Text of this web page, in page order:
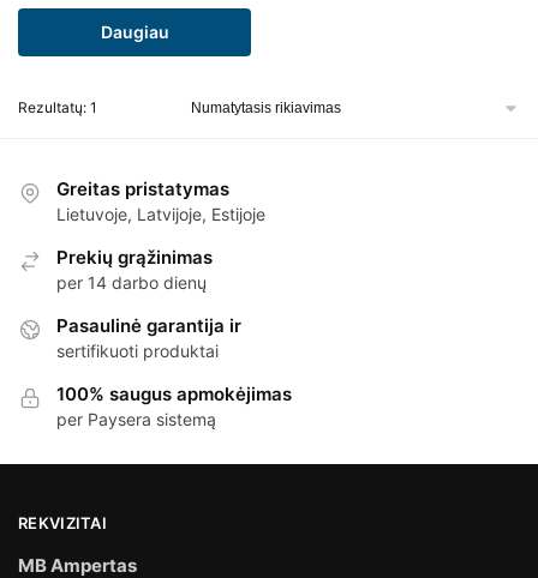
Daugiau
Rezultatų: 1
Greitas pristatymas
Lietuvoje, Latvijoje, Estijoje
Prekių grąžinimas
per 14 darbo dienų
Pasaulinė garantija ir
sertifikuoti produktai
100% saugus apmokėjimas
per Paysera sistemą
REKVIZITAI
MB Ampertas